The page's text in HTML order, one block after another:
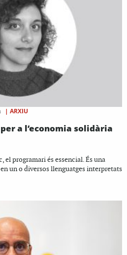
| ARXIU
a l’economia solidària
programari és essencial. És una
un o diversos llenguatges interpretats